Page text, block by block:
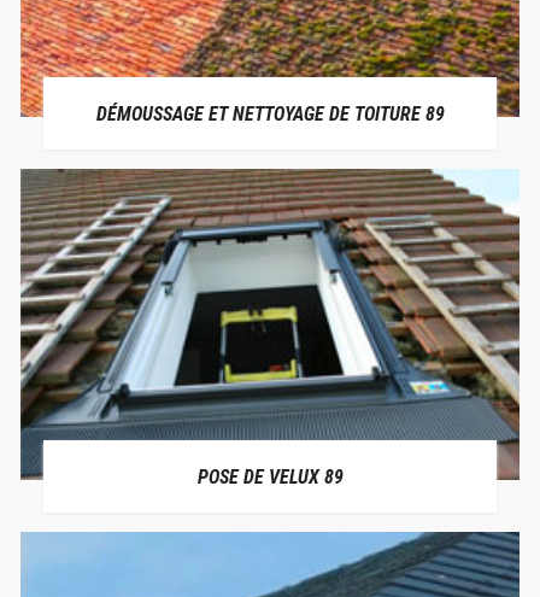
DÉMOUSSAGE ET NETTOYAGE DE TOITURE 89
POSE DE VELUX 89